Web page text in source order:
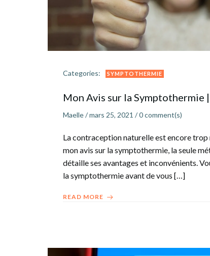
Categories: SYMPTOTHERMIE
Mon Avis sur la Symptothermie
Maelle/mars 25, 2021 /0comment(s)
La contraception naturelle est encore trop
mon avis sur la symptothermie, la seule
détaille ses avantages et inconvénients.
la symptothermie avant de vous […]
READ MORE